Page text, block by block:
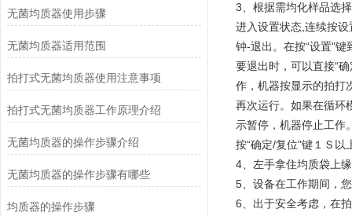
无菌均质器使用步骤
无菌均质器适用范围
拍打式无菌均质器使用注意事项
拍打式无菌均质器工作原理介绍
无菌均质器的操作步骤介绍
无菌均质器的操作步骤有哪些
均质器的操作步骤
3、根据需均化样品选
进入设置状态,连续按
钟-退出。在按“设置"
要退出时，可以直接“
作，机器按显示的拍打
再次运行。如果在循环
示暂停，机器停止工作
按“确定/复位"键１Ｓ
4、左手拿住均质袋上
5、设备在工作期间，
6、出于安全考虑，在